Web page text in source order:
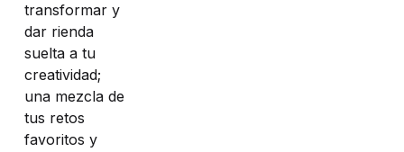
transformar y
dar rienda
suelta a tu
creatividad;
una mezcla de
tus retos
favoritos y